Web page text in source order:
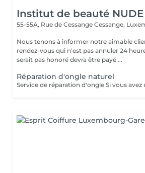
Institut de beauté NUDE
55-55A, Rue de Cessange Cessange,
Nous tenons à informer notre aimable
rendez-vous qui n'est pas annuler 24
serait pas honoré devra être payé ...
Réparation d'ongle naturel